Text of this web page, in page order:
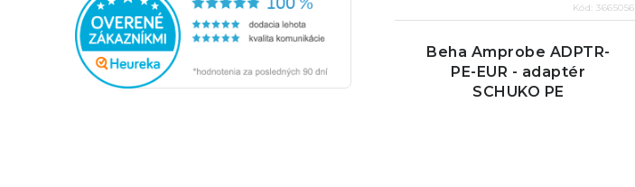
Kód:3665056
Beha Amprobe ADPTR-
PE-EUR - adaptér
SCHUKO PE